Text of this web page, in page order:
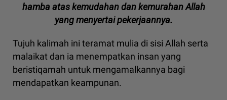
hamba atas kemudahan dan kemurahan Allah
yang menyertai pekerjaannya.
Tujuh kalimah ini teramat mulia di sisi Allah serta
malaikat dan ia menempatkan insan yang
beristiqamah untuk mengamalkannya bagi
mendapatkan keampunan.